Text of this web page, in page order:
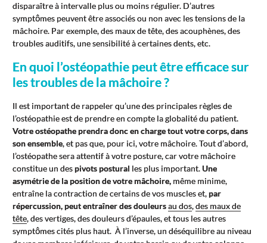
disparaître à intervalle plus ou moins régulier. D’autres
symptômes peuvent être associés ou non avec les tensions de la
mâchoire. Par exemple, des maux de tête, des acouphènes, des
troubles auditifs, une sensibilité à certaines dents, etc.
En quoi l’ostéopathie peut être efficace sur
les troubles de la mâchoire ?
Il est important de rappeler qu’une des principales règles de
l’ostéopathie est de prendre en compte la globalité du patient.
Votre ostéopathe prendra donc en charge tout votre corps, dans
son ensemble, et pas que, pour ici, votre mâchoire. Tout d’abord,
l’ostéopathe sera attentif à votre posture, car votre mâchoire
constitue un despivots postural les plus important.Une
asymétrie de la position de votre mâchoire, même minime,
entraîne la contraction de certains de vos muscles et,par
répercussion, peut entraîner des douleursau dos,des maux de
tête, des vertiges, des douleurs d’épaules, et tous les autres
symptômes cités plus haut. À l’inverse, un déséquilibre au niveau